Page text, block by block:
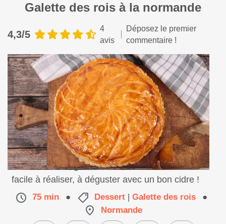
Galette des rois à la normande
4,3/5
4
avis
Déposez le premier
commentaire !
Une recette de galette des rois à la normande
facile à réaliser, à déguster avec un bon cidre !
75 min ● Dessert | Galette des rois
●
Normande